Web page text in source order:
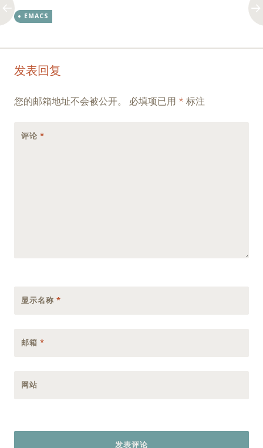
EMACS
Post
navigation
发表回复
您的邮箱地址不会被公开。 必填项已用 * 标注
评论 *
显示名称 *
邮箱 *
网站